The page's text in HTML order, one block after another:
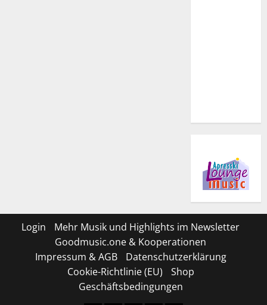
Login
Mehr Musik und Highlights im Newsletter
Goodmusic.one & Kooperationen
Impressum & AGB
Datenschutzerklärung
Cookie-Richtlinie (EU)
Shop
Geschäftsbedingungen